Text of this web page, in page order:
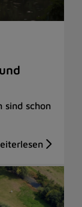
sind schon